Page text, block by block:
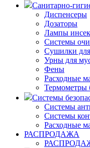
Санитарно-
Диспенсеры
Дозаторы
Лампы
Системы
Сушилки
Урны для
Фены
Расходные
Термометры
Системы
Системы
Системы
Расходные
РАСПРОДАЖА